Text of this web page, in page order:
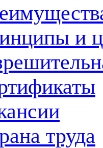
и
труда